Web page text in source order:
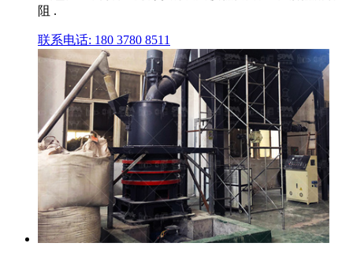
阻 .
联系电话: 180 3780 8511